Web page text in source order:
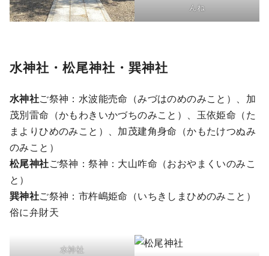
んね
水神社・松尾神社・巽神社
水神社ご祭神：水波能売命（みづはのめのみこと）、加
茂別雷命（かもわきいかづちのみこと）、玉依姫命（た
まよりひめのみこと）、加茂建角身命（かもたけつぬみ
のみこと）
松尾神社ご祭神：祭神：大山咋命（おおやまくいのみこ
と）
巽神社ご祭神：市杵嶋姫命（いちきしまひめのみこと）
俗に弁財天
水神社